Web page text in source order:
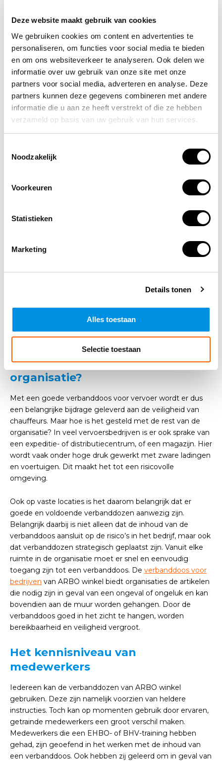
Deze website maakt gebruik van cookies
We gebruiken cookies om content en advertenties te
personaliseren, om functies voor social media te bieden
en om ons websiteverkeer te analyseren. Ook delen we
informatie over uw gebruik van onze site met onze
partners voor social media, adverteren en analyse. Deze
partners kunnen deze gegevens combineren met andere
informatie die u aan ze heeft verstrekt of die ze hebben
verzameld op basis van uw gebruik van hun services.
Noodzakelijk
Voorkeuren
Statistieken
Marketing
Details tonen
Alles toestaan
Selectie toestaan
vervoersbedrijf geholpen. De inhoud van deze
3 Gaascompres 7,5x7,5
3 Elastische fixatie windsel 4x6
1 Driekante doek Vlies Non Woven
1 Hechtpleister 5m x 2,5cm
1 Assortiment pleisterverband pakje
1 Gaaspleister textiel pakje
1 Verbandschaar
6 Handschoen latex
1 Alcohol doekjes 10st.
1 Crepe windsel 7,5cm x 4,5m
Met de bovenstaande inhoud is elke bestuurder ervan
verzekerd dat in vrijwel alle situaties de verbanddoos kan
andere kwetsuren.
de prijs. Door de scherpe prijs van deze verbanddoos is
goed mogelijk om voor het gehele wagenpark te zorgen
veiligheid van iedere chauffeur.
Hoe zit het met de rest van de
organisatie?
Met een goede verbanddoos voor vervoer wordt er dus
een belangrijke bijdrage geleverd aan de veiligheid van
chauffeurs. Maar hoe is het gesteld met de rest van de
organisatie? In veel vervoersbedrijven is er ook sprake van
een expeditie- of distributiecentrum, of een magazijn. Hier
wordt vaak onder hoge druk gewerkt met zware ladingen
en voertuigen. Dit maakt het tot een risicovolle
omgeving.
Ook op vaste locaties is het daarom belangrijk dat er
goede en voldoende verbanddozen aanwezig zijn.
Belangrijk daarbij is niet alleen dat de inhoud van de
verbanddoos aansluit op de risico’s in het bedrijf, maar ook
dat verbanddozen strategisch geplaatst zijn. Vanuit elke
ruimte in de organisatie moet er snel en eenvoudig
toegang zijn tot een verbanddoos. De verbanddoos voor
bedrijven van ARBO winkel biedt organisaties de artikelen
die nodig zijn in geval van een ongeval of ongeluk en kan
bovendien aan de muur worden gehangen. Door de
verbanddoos goed in het zicht te hangen, worden
bereikbaarheid en veiligheid vergroot.
Het kennisniveau van
medewerkers
Iedereen kan de verbanddozen van ARBO winkel
gebruiken. Deze zijn namelijk voorzien van heldere
instructies. Toch kan op momenten gebruik door ervaren,
getrainde medewerkers een groot verschil maken.
Medewerkers die een EHBO- of BHV-training hebben
gehad, zijn geoefend in het werken met de inhoud van
een verbanddoos. Ook hebben zij geleerd om in geval van